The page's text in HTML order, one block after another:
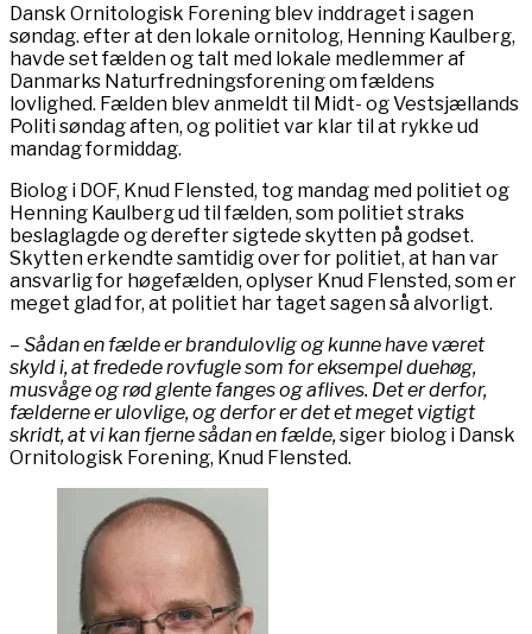
Dansk Ornitologisk Forening blev inddraget i sagen
søndag. efter at den lokale ornitolog, Henning Kaulberg,
havde set fælden og talt med lokale medlemmer af
Danmarks Naturfredningsforening om fældens
lovlighed. Fælden blev anmeldt til Midt- og Vestsjællands
Politi søndag aften, og politiet var klar til at rykke ud
mandag formiddag.
Biolog i DOF, Knud Flensted, tog mandag med politiet og
Henning Kaulberg ud til fælden, som politiet straks
beslaglagde og derefter sigtede skytten på godset.
Skytten erkendte samtidig over for politiet, at han var
ansvarlig for høgefælden, oplyser Knud Flensted, som er
meget glad for, at politiet har taget sagen så alvorligt.
– Sådan en fælde er brandulovlig og kunne have været
skyld i, at fredede rovfugle som for eksempel duehøg,
musvåge og rød glente fanges og aflives. Det er derfor,
fælderne er ulovlige, og derfor er det et meget vigtigt
skridt, at vi kan fjerne sådan en fælde,siger biolog i Dansk
Ornitologisk Forening, Knud Flensted.